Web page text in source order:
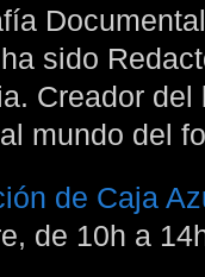
sido
Creador del
mundo del
de Caja
de 10h a